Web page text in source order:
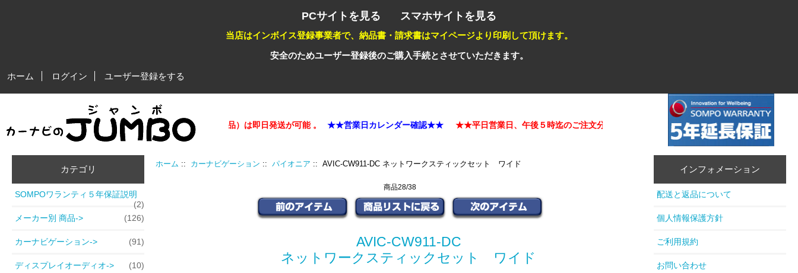
PCサイトを見る スマホサイトを見る
当店はインボイス登録事業者で、納品書・請求書はマイページより印刷して頂けます。
安全のためユーザー登録後のご購入手続とさせていただきます。
ホーム ログイン ユーザー登録をする
★★平日営業日、午後５時迄のご注文分（在庫商品）は即日発送が可能 。 ★★営業日カレンダー確認★★ ★★平日営業日、午後５時迄のご注文分（在庫商品）は即日発送が可能 。 ★★営業日カレン
カテゴリ
SOMPOワランティ５年保証説明
(2)
メーカー別 商品->
(126)
カーナビゲーション-> (91)
ディスプレイオーディオ-> (10)
ホーム :: カーナビゲーション ::パイオニア :: AVIC-CW911-DC ネットワークスティックセット ワイド
商品28/38
AVIC-CW911-DC
ネットワークスティックセット ワイド
インフォメーション
配送と返品について
個人情報保護方針
ご利用規約
お問い合わせ